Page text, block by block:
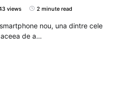
views 2 minute read
nou, una dintre cele
de a…